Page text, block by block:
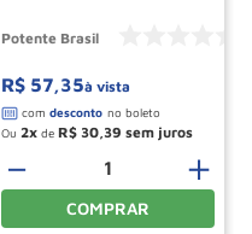
Potente Brasil
R$ 57 35à vista
Ou 2 de R$ 30 39
＋
－
COMPRAR